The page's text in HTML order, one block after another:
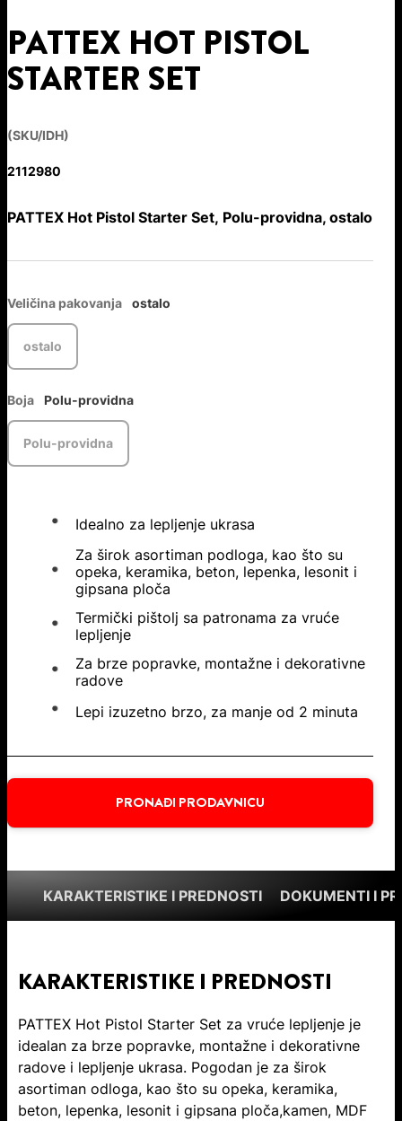
PATTEX HOT PISTOL
STARTER SET
(SKU/IDH)
2112980
PATTEX Hot Pistol Starter Set, Polu-providna, ostalo
Veličina pakovanja ostalo
ostalo
Boja Polu-providna
Polu-providna
Idealno za lepljenje ukrasa
Za širok asortiman podloga, kao što su
opeka, keramika, beton, lepenka, lesonit i
gipsana ploča
Termički pištolj sa patronama za vruće
lepljenje
Za brze popravke, montažne i dekorativne
radove
Lepi izuzetno brzo, za manje od 2 minuta
PRONAĐI PRODAVNICU
KARAKTERISTIKE I PREDNOSTI DOKUMENTI I
KARAKTERISTIKE I PREDNOSTI
PATTEX Hot Pistol Starter Set za vruće lepljenje je
idealan za brze popravke, montažne i dekorativne
radove i lepljenje ukrasa. Pogodan je za širok
asortiman odloga, kao što su opeka, keramika,
beton, lepenka, lesonit i gipsana ploča,kamen, MDF